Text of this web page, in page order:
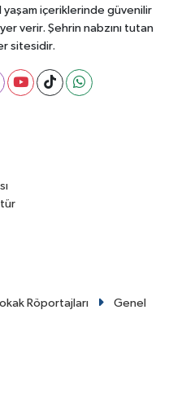
içeriklerinde güvenilir
verir. Şehrin nabzını tutan
sitesidir.
Röportajları
Genel